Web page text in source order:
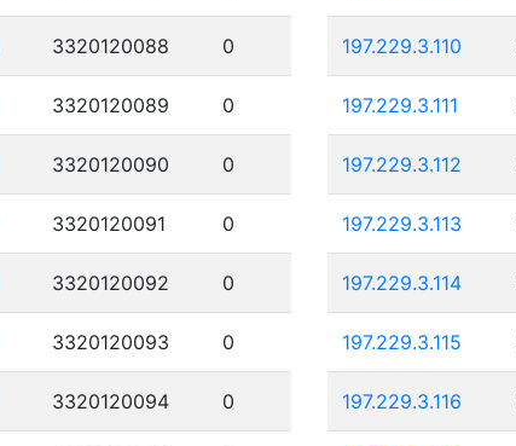
3320120088 0
3320120089 0
3320120090 0
3320120091 0
3320120092 0
3320120093 0
3320120094 0
197.229.3.110
197.229.3.111
197.229.3.112
197.229.3.113
197.229.3.114
197.229.3.115
197.229.3.116